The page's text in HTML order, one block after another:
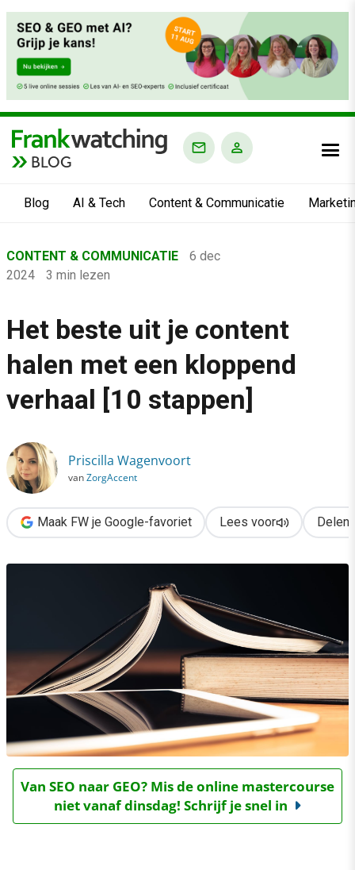
BLOG
Blog AI & Tech Content & Communicatie
›
Content & Communicatie
›
Het beste uit je content halen met een kloppend verhaal [10
CONTENT & COMMUNICATIE
6 dec
2024
3 min lezen
Het beste uit je content
halen met een kloppend
verhaal [10 stappen]
Priscilla Wagenvoort
vanZorgAccent
Maak FW je Google-favoriet Lees voor Delen
Van SEO naar GEO? Mis de online mastercourse
niet vanaf dinsdag! Schrijf je snel in